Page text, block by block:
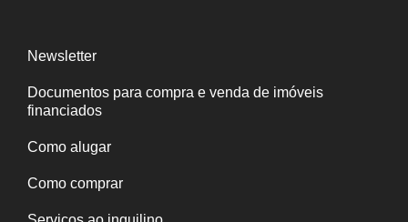
Newsletter
Documentos para compra e venda de imóveis
financiados
Como alugar
Como comprar